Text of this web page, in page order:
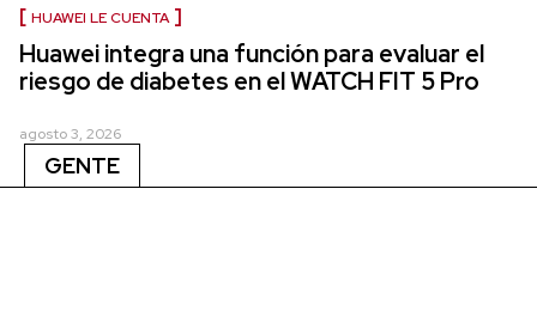
HUAWEI LE CUENTA
Huawei integra una función para evaluar el
riesgo de diabetes en el WATCH FIT 5 Pro
agosto 3, 2026
GENTE